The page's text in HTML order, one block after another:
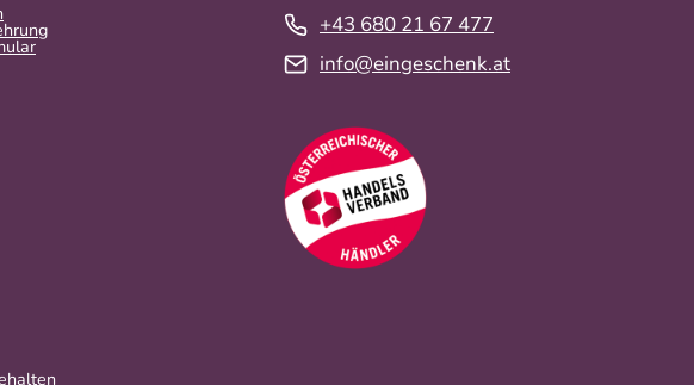
+43 680 21 67 477
info@eingeschenk.at